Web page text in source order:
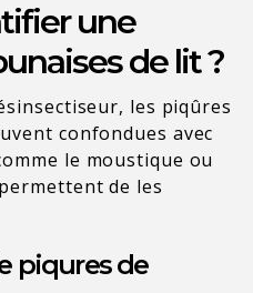
une
de lit ?
les piqûres
confondues avec
le moustique ou
de les
piqures de